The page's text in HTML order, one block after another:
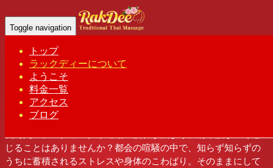
Toggle navigation
トップ
ラックディーについて
ようこそ
料金一覧
アクセス
ブログ
Home-Abo…
池袋 タイ古式マッサージ | ラック ディー
で心も身体もリフレッシュし、仕事や日常に新
たな活力を。」
じることはありませんか？都会の喧騒の中で、知らず知らずの
うちに蓄積されるストレスや身体のこわばり。そのままにして